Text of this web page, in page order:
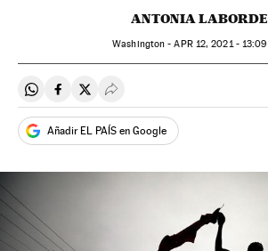
ANTONIA LABORDE
Washington -APR12, 2021 - 13:09
Compartir en Whatsapp
Compartir en Facebook
Compartir en Twitter
Desplegar Redes Sociales
Añadir EL PAÍS en Google